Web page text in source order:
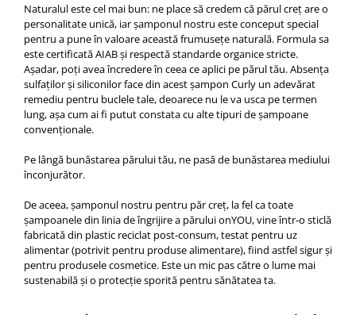
Naturalul este cel mai bun: ne place să credem că părul creț are o
personalitate unică, iar șamponul nostru este conceput special
pentru a pune în valoare această frumusețe naturală. Formula sa
este certificată AIAB și respectă standarde organice stricte.
Așadar, poți avea încredere în ceea ce aplici pe părul tău. Absența
sulfaților și siliconilor face din acest șampon Curly un adevărat
remediu pentru buclele tale, deoarece nu le va usca pe termen
lung, așa cum ai fi putut constata cu alte tipuri de șampoane
convenționale.
Pe lângă bunăstarea părului tău, ne pasă de bunăstarea mediului
înconjurător.
De aceea, șamponul nostru pentru păr creț, la fel ca toate
șampoanele din linia de îngrijire a părului onYOU, vine într-o sticlă
fabricată din plastic reciclat post-consum, testat pentru uz
alimentar (potrivit pentru produse alimentare), fiind astfel sigur și
pentru produsele cosmetice. Este un mic pas către o lume mai
sustenabilă și o protecție sporită pentru sănătatea ta.